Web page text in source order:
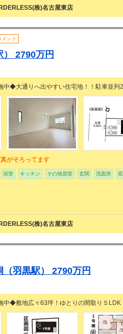
株)名古屋東店
メント
） 2790万円
◆大通りへ出やすい住宅地！！駐車並列
がそろってます
浴室 キッチン その他居室 玄関 洗面所
株)名古屋東店
羽黒駅） 2790万円
中◆敷地広々63坪！ゆとりの間取り５LDK